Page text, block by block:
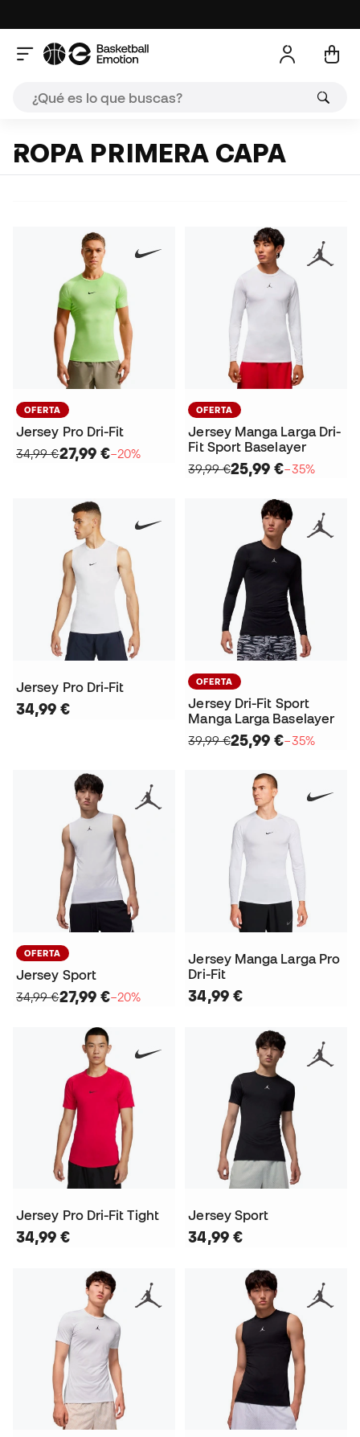
ROPA PRIMERA CAPA
OFERTA
Jersey Pro Dri-Fit
34,99 €27,99 €−20%
OFERTA
Jersey Manga Larga Dri-
Fit Sport Baselayer
39,99 €25,99 €−35%
Jersey Pro Dri-Fit
34,99 €
OFERTA
Jersey Dri-Fit Sport
Manga Larga Baselayer
39,99 €25,99 €−35%
OFERTA
Jersey Sport
34,99 €27,99 €−20%
Jersey Manga Larga Pro
Dri-Fit
34,99 €
Jersey Pro Dri-Fit Tight
34,99 €
Jersey Sport
34,99 €